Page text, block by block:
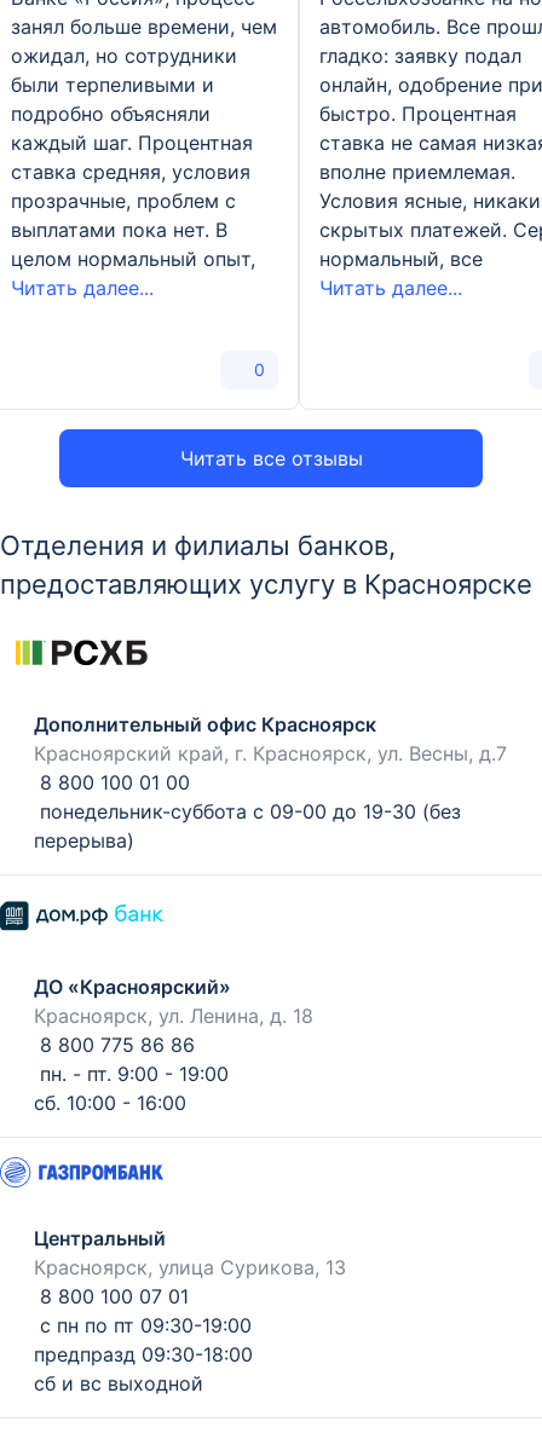
Читать все отзывы
занял больше времени, чем
ожидал, но сотрудники
были терпеливыми и
подробно объясняли
каждый шаг. Процентная
ставка средняя, условия
прозрачные, проблем с
выплатами пока нет. В
целом нормальный опыт,
Читать далее...
0
автомобиль. Все
гладко: заявку подал
онлайн, одобрение
быстро. Процентная
ставка не самая
вполне приемлемая.
Условия ясные,
скрытых платежей.
нормальный, все
Читать далее...
Отделения и филиалы банков,
предоставляющих услугу в Красноярске
Дополнительный офис Красноярск
Красноярский край, г. Красноярск, ул. Весны, д.7
8 800 100 01 00
понедельник-суббота с 09-00 до 19-30 (без
перерыва)
ДО «Красноярский»
Красноярск, ул. Ленина, д. 18
8 800 775 86 86
пн. - пт. 9:00 - 19:00
сб. 10:00 - 16:00
Центральный
Красноярск, улица Сурикова, 13
8 800 100 07 01
с пн по пт 09:30-19:00
предпразд 09:30-18:00
сб и вс выходной